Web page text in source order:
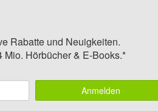
Rabatte und Neuigkeiten.
Mio. Hörbücher & E-Books.*
Anmelden